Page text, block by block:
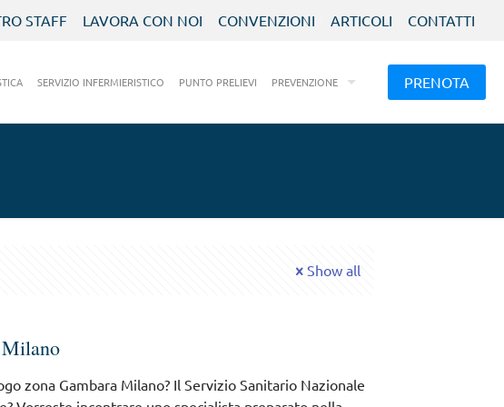
STAFF LAVORA CON NOI CONVENZIONI ARTICOLI CONTATTI
SERVIZIO INFERMIERISTICO PUNTO PRELIEVI PREVENZIONE PRENOTA
Show all
Milano
zona Gambara Milano? Il Servizio Sanitario Nazionale